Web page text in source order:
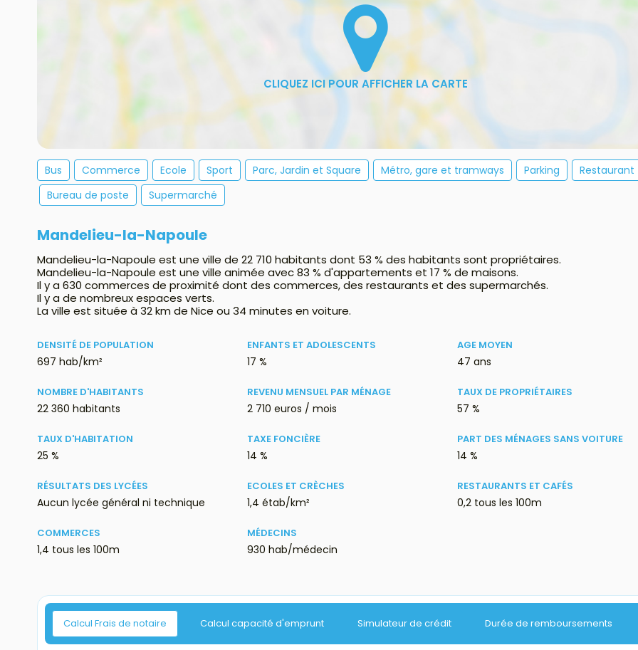
Bus Commerce Ecole Sport Parc, Jardin et Square Métro, gare et tramways Parking
Restaurant
Bureau de poste
Supermarché
Mandelieu-la-Napoule
Mandelieu-la-Napoule est une ville de 22 710 habitants dont 53 % des habitants sont propriétaires.
Mandelieu-la-Napoule est une ville animée avec 83 % d'appartements et 17 % de maisons.
Il y a 630 commerces de proximité dont des commerces, des restaurants et des supermarchés.
Il y a de nombreux espaces verts.
La ville est située à 32 km de Nice ou 34 minutes en voiture.
DENSITÉ DE POPULATION
697 hab/km²
ENFANTS ET ADOLESCENTS
17 %
AGE MOYEN
47 ans
NOMBRE D'HABITANTS
22 360 habitants
REVENU MENSUEL PAR MÉNAGE
2 710 euros / mois
TAUX DE PROPRIÉTAIRES
57 %
TAUX D'HABITATION
25 %
TAXE FONCIÈRE
14 %
PART DES MÉNAGES SANS VOITURE
14 %
RÉSULTATS DES LYCÉES
Aucun lycée général ni technique
ECOLES ET CRÈCHES
1,4 étab/km²
RESTAURANTS ET CAFÉS
0,2 tous les 100m
COMMERCES
1,4 tous les 100m
MÉDECINS
930 hab/médecin
Calcul Frais de notaire Calcul capacité d'emprunt Simulateur de crédit Durée de remboursements